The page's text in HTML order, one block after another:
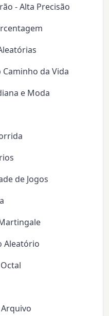
- Alta Precisão
da Vida
e Moda
de Jogos
Aleatório